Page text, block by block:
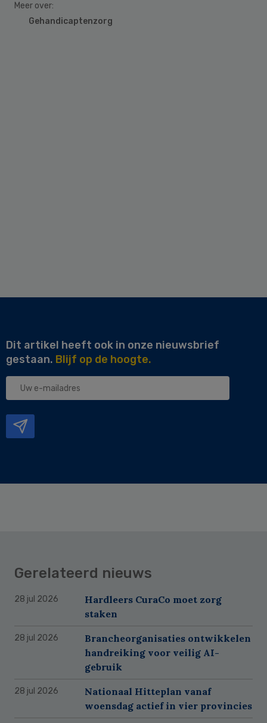
Meer over:
Gehandicaptenzorg
Dit artikel heeft ook in onze nieuwsbrief
gestaan. Blijf op de hoogte.
Uw
Gerelateerd nieuws
28 jul 2026
Hardleers CuraCo moet zorg
staken
28 jul 2026
Brancheorganisaties ontwikkelen
handreiking voor veilig AI-
gebruik
28 jul 2026
Nationaal Hitteplan vanaf
woensdag actief in vier provincies